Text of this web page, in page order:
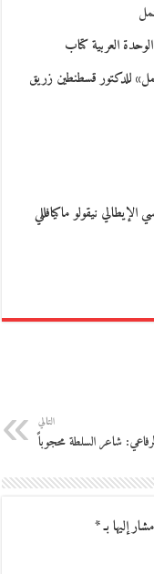
العربية كتاب
للدكتور قسطنطين زريق
نيقولو ماكيافللي
التالي
شاعر السلطة محجوباً
إليها بـ*